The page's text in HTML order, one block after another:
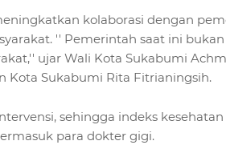
kolaborasi dengan
'' Pemerintah saat ini
ujar Wali Kota Sukabumi
Kota Sukabumi Rita Fitrianingsih.
sehingga indeks
para dokter gigi.